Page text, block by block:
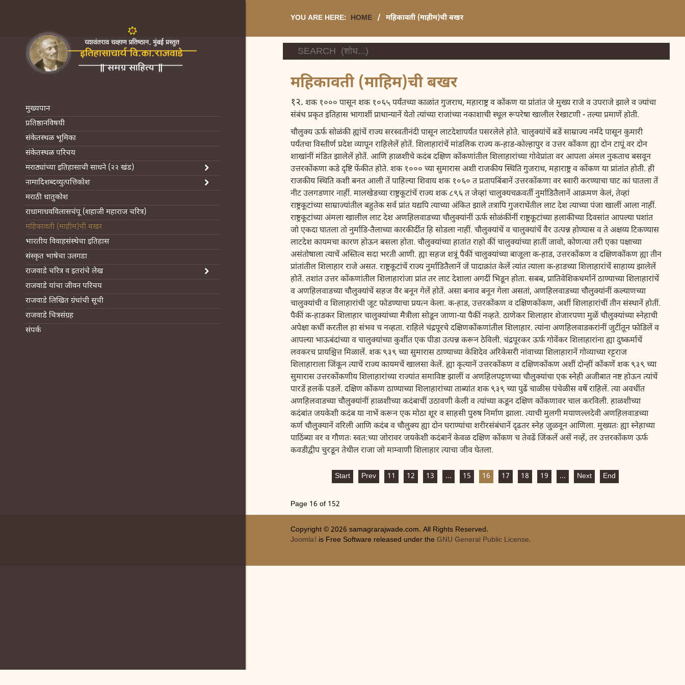
मुख्यपान
प्रतिष्ठानविषयी
संकेतस्थळ भूमिका
संकेतस्थळ परिचय
मराठ्यांच्या इतिहासाची साधने (२२ खंड)
नामादिशब्दव्युत्पत्तिकोश
मराठी धातुकोश
राधामाधवविलासचंपू (शहाजी महाराज चरित्र)
महिकावती (माहीम)ची बखर
भारतीय विवाहसंस्थेचा इतिहास
संस्कृत भाषेचा उलगडा
राजवाडे चरित्र व इतरांचे लेख
राजवाडे यांचा जीवन परिचय
राजवाडे लिखित ग्रंथांची सूची
राजवाडे चित्रसंग्रह
संपर्क
YOU ARE HERE: HOME / महिकावती (माहीम)ची बखर
महिकावती (माहिम)ची बखर
१२. शक १००० पासून शक १०६५ पर्यंतच्या काळांत गुजराथ, महाराष्ट्र व कोंकण या प्रांतांत जे मुख्य राजे व उपराजे झाले व ज्यांचा
संबंध प्रकृत इतिहास भागाशीं प्राधान्यानें येतो त्यांच्या राजांच्या नकाशाची स्थूल रूपरेषा खालील रेखाटणी - तल्या प्रमाणें होती.
चौलुक्य ऊर्फ सोळंकी ह्यांचें राज्य सरस्वतीनंदी पासून लाटदेशापर्यंत पसरलेले होते. चालुक्यांचें बडें साम्राज्य नर्मदे पासून कुमारी
पर्यंतचा विस्तीर्ण प्रदेश व्यापून राहिलेलें होतें. शिलाहारांचें मांडलिक राज्य क-हाड-कोल्हापुर व उत्तर कोंकण ह्या दोन टापूं वर दोन
शाखांनीं मंडित झालेलें होतें. आणि हाळशीचे कदंब दक्षिण कोंकणांतील शिलाहारांच्या गोवेप्रांता वर आपला अंमल नुकताच बसवून
उत्तरकोंकणा कडे दृष्टि फेंकीत होते. शक १००० च्या सुमारास अशी राजकीय स्थिति गुजराथ, महाराष्ट्र व कोंकण या प्रांतांत होती. ही
राजकीय स्थिति कशी बनत आली तें पाहिल्या शिवाय शक १०६० त प्रतापबिंबानें उत्तरकोंकणा वर स्वारी करण्याचा घाट कां घातला तें
नीट उलगडणार नाहीं. मालखेडच्या राष्ट्रकूटांचें राज्य शक ८९६ त जेव्हां चालुक्यचक्रवर्ती नुर्माडितैलानें आक्रमण केलं, तेव्हां
राष्ट्रकूटांच्या साम्राज्यांतील बहुतेक सर्व प्रांत यद्यपि त्याच्या अंकित झाले तत्रापि गुजराथेंतील लाट देश त्याच्या पंजा खालीं आला नाहीं.
राष्ट्रकूटांच्या अंमला खालील लाट देश अणहिलवाडच्या चौलुक्यांनीं ऊर्फ सोळंकींनीं राष्ट्रकूटांच्या हलाकीच्या दिवसांत आपल्या घशांत
जो एकदा घातला तो नुर्माडि-तैलाच्या कारकीर्दीत हि सोडला नाहीं. चौलुक्यांचें व चालुक्यांचें वैर उत्पन्न होण्यास व ते अक्षय्य टिकण्यास
लाटदेश कायमचा कारण होऊन बसला होता. चौलुक्यांच्या हातांत राहो कीं चालुक्यांच्या हातीं जावो, कोणत्या तरी एका पक्षाच्या
असंतोषाला त्याचें अस्तित्व सदा भरती आणी. ह्या सहज शत्रूं पैकीं चालुक्यांच्या बाजूला क-हाड, उत्तरकोंकण व दक्षिणकोंकण ह्या तीन
प्रांतांतील शिलाहार राजे असत. राष्ट्रकूटांचें राज्य नुर्माडितैलानें जें पादाक्रांत केलें त्यांत त्याला क-हाडच्या शिलाहारांचें साहाय्य झालेलें
होतें. तशांत उत्तर कोंकणांतील शिलाहारांजा प्रांत तर लाट देशाला अगदीं भिडून होता. सबब, प्रातिवेशिकधर्मानें ठाण्याच्या शिलाहारांचें
व अणहिलवाडच्या चौलुक्यांचें सहज वैर बनून गेलें होतें. असा बनाव बनून गेला असतां, अणहिलवाडच्या चौलुक्यांनीं कल्याणच्या
चालुक्यांची व शिलाहारांची जूट फोडण्याचा प्रयत्न केला. क-हाड, उत्तरकोंकण व दक्षिणकोंकण, अशीं शिलाहारांचीं तीन संस्थानें होतीं.
पैकीं क-हाडकर शिलाहार चालुक्यांच्या मैत्रीला सोडून जाणा-या पैकीं नव्हते. ठाणेकर शिलाहार शेजारपणा मुळें चौलुक्यांच्या स्नेहाची
अपेक्षा कधीं करतील हा संभव च नव्हता. राहिले चंद्रपूरचे दक्षिणकोंकणांतील शिलाहार. त्यांना अणहिलवाडकरांनीं जुटींतून फोडिलें व
आपल्या भाऊबंदांच्या व चालुक्यांच्या कुशींत एक पीडा उत्पन्न करून ठेविली. चंद्रपूरकर ऊर्फ गोवेंकर शिलाहारांना ह्या दुष्कर्माचें
लवकरच प्रायश्चित्त मिळालें. शक ९३९ च्या सुमारास ठाण्याच्या केशिदेव अरिकेसरी नांवाच्या शिलाहारानें गोव्याच्या रट्टराज
शिलाहाराला जिंकून त्याचें राज्य कायमचें खालसा केलें. ह्या कृत्यानें उत्तरकोंकण व दक्षिणकोंकण अशीं दोन्हीं कोंकणें शक ९३९ च्या
सुमारास उत्तरकोंकणीय शिलाहारांच्या राज्यांत समाविष्ट झालीं व अणहिलपट्टणच्या चौलुक्यांचा एक स्नेही अजीबात नष्ट होऊन त्यांचें
पारडें हलकें पडलें. दक्षिण कोंकण ठाण्याच्या शिलाहारांच्या ताब्यांत शक ९३९ च्या पुढें चाळीस पंचेळीस वर्षे राहिलें. त्या अवधींत
अणहिलवाडच्या चौलुक्यांनीं हाळशीच्या कदंबाचीं उठावणी केली व त्यांच्या कडून दक्षिण कोंकणावर चाल करविली. हाळशीच्या
कदंबांत जयकेशी कदंब या नाभें करून एक मोठा शूर व साहसी पुरुष निर्माण झाला. त्याची मुलगी मयाणल्लदेवी अणहिलवाडच्या
कर्ण चौलुक्यानें वरिली आणि कदंब व चौलुक्य ह्या दोन घराण्यांचा शरीरसंबंधानें दृढतर स्नेह जुळवून आणिला. मुख्यतः ह्या स्नेहाच्या
पाठिंब्या वर व गौणतः स्वत:च्या जोरावर जयकेशी कदंबानें केवळ दक्षिण कोंकण च तेवढें जिंकलें असें नव्हें, तर उत्तरकोंकण ऊर्फ
कवडीद्वीप चुरडून तेथील राजा जो माम्वाणी शिलाहार त्याचा जीव घेतला.
Start Prev 11 12 13 ... 15 16 17 18 19 ... Next End
Page 16 of 152
Copyright © 2026 samagrarajwade.com. All Rights Reserved.
Joomla! is Free Software released under the GNU General Public License.